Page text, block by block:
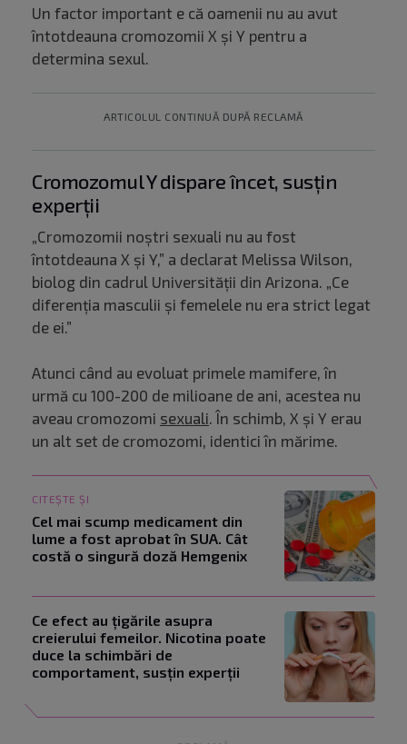
Un factor important e că oamenii nu au avut
întotdeauna cromozomii X și Y pentru a
determina sexul.
ARTICOLUL CONTINUĂ DUPĂ RECLAMĂ
Cromozomul Y dispare încet, susțin
experții
„Cromozomii noștri sexuali nu au fost
întotdeauna X și Y,” a declarat Melissa Wilson,
biolog din cadrul Universității din Arizona. „Ce
diferenția masculii și femelele nu era strict legat
de ei.”
Atunci când au evoluat primele mamifere, în
urmă cu 100-200 de milioane de ani, acestea nu
aveau cromozomi sexuali. În schimb, X și Y erau
un alt set de cromozomi, identici în mărime.
CITEȘTE ȘI
Cel mai scump medicament din
lume a fost aprobat în SUA. Cât
costă o singură doză Hemgenix
Ce efect au țigările asupra
creierului femeilor. Nicotina poate
duce la schimbări de
comportament, susțin experții